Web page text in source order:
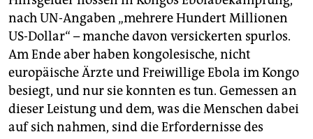
nach UN-Angaben „mehrere Hundert Millionen
US-Dollar“ – manche davon versickerten spurlos.
Am Ende aber haben kongolesische, nicht
europäische Ärzte und Freiwillige Ebola im Kongo
besiegt, und nur sie konnten es tun. Gemessen an
dieser Leistung und dem, was die Menschen dabei
auf sich nahmen, sind die Erfordernisse des